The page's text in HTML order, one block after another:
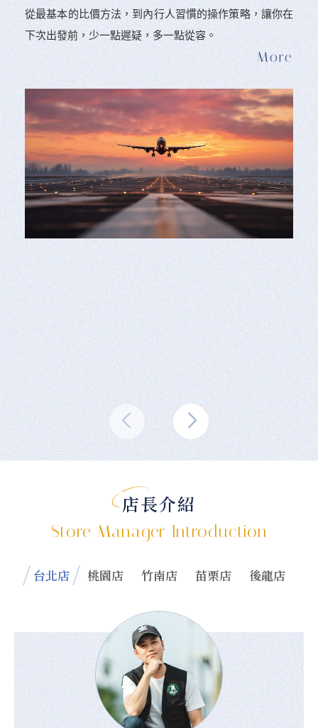
從最基本的比價方法，到內行人習慣的操作策略，讓你在
下次出發前，少一點遲疑，多一點從容。
店長介紹
Store Manager Introduction
台北店 桃園店 竹南店 苗栗店 後龍店